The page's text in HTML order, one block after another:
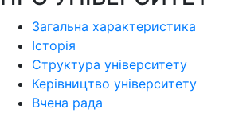
Загальна характеристика
Історія
Структура університету
Керівництво університету
Вчена рада